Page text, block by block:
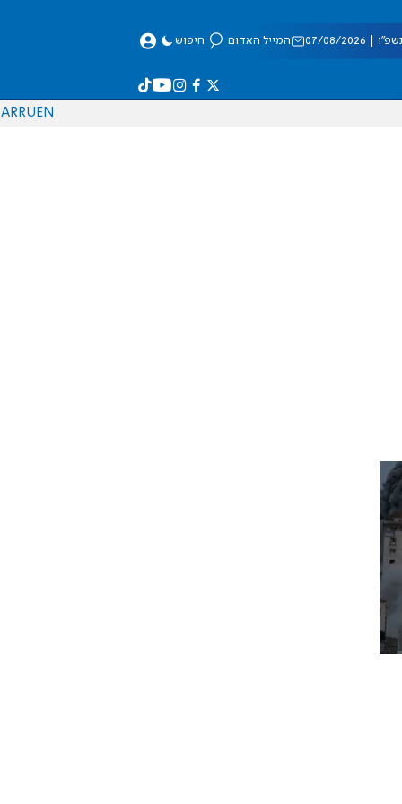
08/2026 המייל האדום חיפוש
EN
RU
AR